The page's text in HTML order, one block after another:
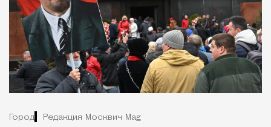
Город Редакция Москвич Mag